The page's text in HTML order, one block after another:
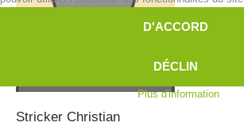
Stricker Christian
D'ACCORD
DÉCLIN
Plus d'information